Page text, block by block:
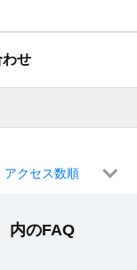
わせ
アクセス数順
内のFAQ